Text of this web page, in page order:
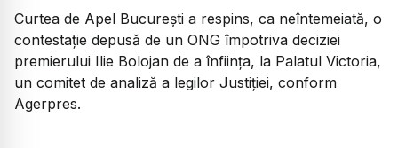
Curtea de Apel București a respins, ca neîntemeiată, o
contestație depusă de un ONG împotriva deciziei
premierului Ilie Bolojan de a înființa, la Palatul Victoria,
un comitet de analiză a legilor Justiției, conform
Agerpres.